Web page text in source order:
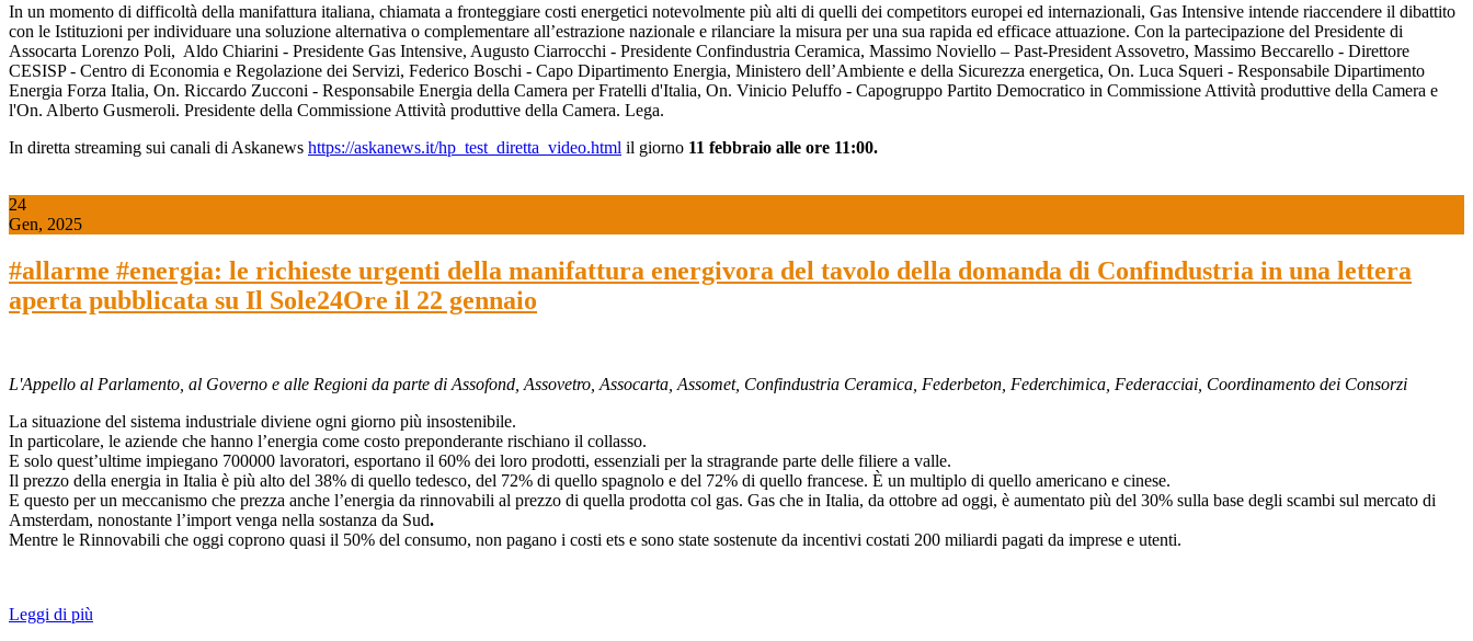
In un momento di difficoltà della manifattura italiana, chiamata a fronteggiare costi energetici notevolmente più alti di quelli dei competitors europei ed internazionali, Gas Intensive intende riaccendere il dibattito
con le Istituzioni per individuare una soluzione alternativa o complementare all’estrazione nazionale e rilanciare la misura per una sua rapida ed efficace attuazione. Con la partecipazione del Presidente di
Assocarta Lorenzo Poli, Aldo Chiarini - Presidente Gas Intensive, Augusto Ciarrocchi - Presidente Confindustria Ceramica, Massimo Noviello – Past-President Assovetro, Massimo Beccarello - Direttore
CESISP - Centro di Economia e Regolazione dei Servizi, Federico Boschi - Capo Dipartimento Energia, Ministero dell’Ambiente e della Sicurezza energetica, On. Luca Squeri - Responsabile Dipartimento
Energia Forza Italia, On. Riccardo Zucconi - Responsabile Energia della Camera per Fratelli d'Italia, On. Vinicio Peluffo - Capogruppo Partito Democratico in Commissione Attività produttive della Camera e
l'On. Alberto Gusmeroli. Presidente della Commissione Attività produttive della Camera. Lega.
In diretta streaming sui canali di Askanews https://askanews.it/hp_test_diretta_video.html il giorno 11 febbraio alle ore 11:00.
24
Gen, 2025
#allarme #energia: le richieste urgenti della manifattura energivora del tavolo della domanda di Confindustria in una lettera
aperta pubblicata su Il Sole24Ore il 22 gennaio
L'Appello al Parlamento, al Governo e alle Regioni da parte di Assofond, Assovetro, Assocarta, Assomet, Confindustria Ceramica, Federbeton, Federchimica, Federacciai, Coordinamento dei Consorzi
La situazione del sistema industriale diviene ogni giorno più insostenibile.
In particolare, le aziende che hanno l’energia come costo preponderante rischiano il collasso.
E solo quest’ultime impiegano 700000 lavoratori, esportano il 60% dei loro prodotti, essenziali per la stragrande parte delle filiere a valle.
Il prezzo della energia in Italia è più alto del 38% di quello tedesco, del 72% di quello spagnolo e del 72% di quello francese. È un multiplo di quello americano e cinese.
E questo per un meccanismo che prezza anche l’energia da rinnovabili al prezzo di quella prodotta col gas. Gas che in Italia, da ottobre ad oggi, è aumentato più del 30% sulla base degli scambi sul mercato di
Amsterdam, nonostante l’import venga nella sostanza da Sud.
Mentre le Rinnovabili che oggi coprono quasi il 50% del consumo, non pagano i costi ets e sono state sostenute da incentivi costati 200 miliardi pagati da imprese e utenti.
Leggi di più